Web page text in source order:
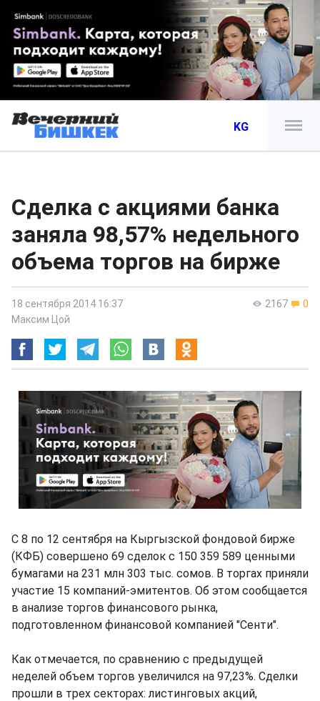
KG
Сделка с акциями банка
заняла 98,57% недельного
объема торгов на бирже
2167 0
18 сентября 2014 16:37
Максим Цой
С 8 по 12 сентября на Кыргызской фондовой бирже
(КФБ) совершено 69 сделок с 150 359 589 ценными
бумагами на 231 млн 303 тыс. сомов. В торгах приняли
участие 15 компаний-эмитентов. Об этом сообщается
в анализе торгов финансового рынка,
подготовленном финансовой компанией "Сенти".
Как отмечается, по сравнению с предыдущей
неделей объем торгов увеличился на 97,23%. Сделки
прошли в трех секторах: листинговых акций,